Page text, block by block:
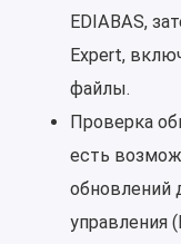
EDIABAS,
Expert,
файлы.
Проверка
есть
обновлений
управления